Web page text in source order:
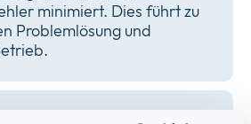
minimiert. Dies führt zu
Problemlösung und